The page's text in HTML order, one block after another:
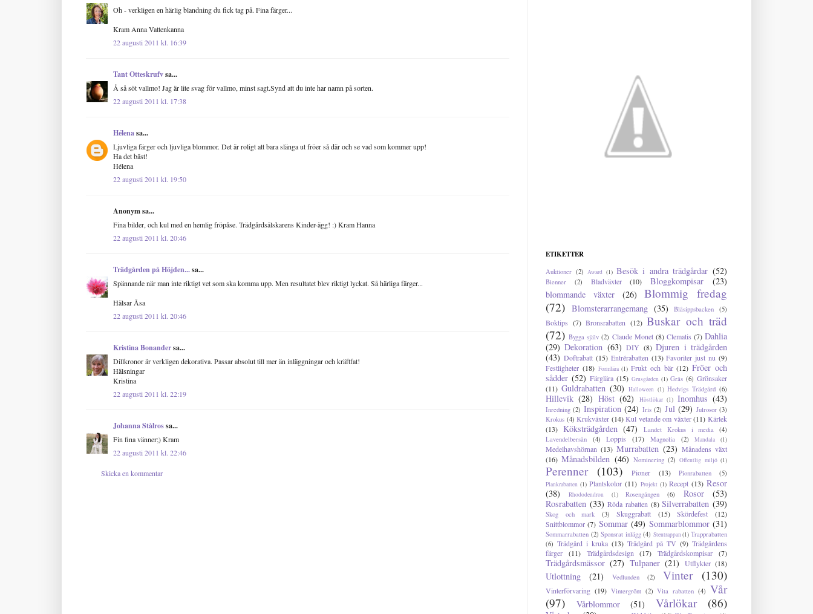
Oh - verkligen en härlig blandning du fick tag på. Fina färger...
Kram Anna Vattenkanna
22 augusti 2011 kl. 16:39
Tant Otteskrufvsa...
Å så söt vallmo! Jag är lite svag för vallmo, minst sagt.Synd att du inte har namn på sorten.
22 augusti 2011 kl. 17:38
Hélenasa...
Ljuvliga färger och ljuvliga blommor. Det är roligt att bara slänga ut fröer så där och se vad som kommer upp!
Ha det bäst!
Hélena
22 augusti 2011 kl. 19:50
Anonym sa...
Fina bilder, och kul med en hemlig fröpåse. Trädgårdsälskarens Kinder-ägg! :) Kram Hanna
22 augusti 2011 kl. 20:46
Trädgården på Höjden...sa...
Spännande när man inte riktigt vet som ska komma upp. Men resultatet blev riktigt lyckat. Så härliga färger...
Hälsar Åsa
22 augusti 2011 kl. 20:46
Kristina Bonandersa...
Dillkronor är verkligen dekorativa. Passar absolut till mer än inläggningar och kräftfat!
Hälsningar
Kristina
22 augusti 2011 kl. 22:19
Johanna Stålrossa...
Fin fina vänner;) Kram
22 augusti 2011 kl. 22:46
Skicka en kommentar
ETIKETTER
Auktioner (2) Award (1) Besök i andra trädgårdar (52)
Bienner (2) Bladväxter (10) Bloggkompisar
(23)
blommande växter
(26)
Blommig fredag
(72) Blomsterarrangemang (35) Blåsippsbacken (5)
Boktips (7) Bronsrabatten (12) Buskar och träd
(72) Bygga själv (2) Claude Monet (8) Clematis (7) Dahlia
(29) Dekoration (63) DIY (8) Djuren i trädgården
(43) Doftrabatt (15) Entrérabatten (13) Favoriter just nu (9)
Festligheter (18) Formlära (1) Frukt och bär (12) Fröer och
sådder (52) Färglära (15) Grusgården (1) Gräs (6) Grönsaker
(11) Guldrabatten (30) Halloween (1) Hedvigs Trädgård (6)
Hillevik (28) Höst (62) Höstlökar (1) Inomhus (43)
Inredning (2) Inspiration (24) Iris (2) Jul (29) Julrosor (3)
Krokus (4) Krukväxter (14) Kul vetande om växter (11) Kärlek
(13) Köksträdgården (47) Landet Krokus i media
(4)
Lavendelbersån
(4) Loppis (17) Magnolia (2) Mandala (1)
Medelhavshörnan (13) Murrabatten (23) Månadens växt
(16) Månadsbilden (46) Nominering (2) Offentlig miljö (1)
Perenner (103) Pioner (13) Pionrabatten (5)
Plankrabatten (1) Plantskolor (11) Projekt (1) Recept (13) Resor
(38)
Rhododendron (1) Rosengången (6) Rosor
(53)
Rosrabatten (33) Röda rabatten (8) Silverrabatten (39)
Skog och mark (3) Skuggrabatt (15) Skördefest
(12)
Snittblommor (7) Sommar (49) Sommarblommor (31)
Sommarrabatten (2) Sponsrat inlägg (4) Stentrappan(1) Trapprabatten
(6) Trädgård i kruka (13) Trädgård på TV (9) Trädgårdens
färger
(11) Trädgårdsdesign (17) Trädgårdskompisar (7)
Trädgårdsmässor (27) Tulpaner (21) Utflykter (18)
Utlottning (21) Vedlunden (2) Vinter (130)
Vinterförvaring (19) Vintergrönt (2) Vita rabatten (4) Vår
(97)
Vårblommor (51) Vårlökar (86)